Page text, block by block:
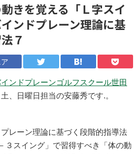
きを覚える「Ｌ字スイ
ンドプレーン理論に基
７
ンドプレーンゴルフスクール世田
、日曜日担当の安藤秀です.。
レーン理論に基づく段階的指導法
３スイング」で習得すべき「体の動